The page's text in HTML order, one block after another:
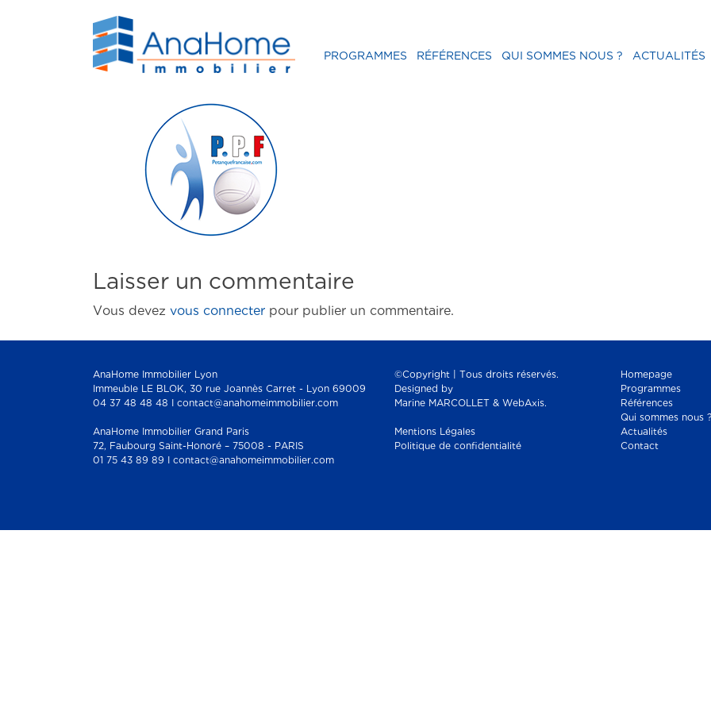
PROGRAMMES RÉFÉRENCES QUI SOMMES NOUS ? ACTUALITÉS
Laisser un commentaire
Vous devez vous connecter pour publier un commentaire.
AnaHome Immobilier Lyon
Immeuble LE BLOK, 30 rue Joannès Carret - Lyon 69009
04 37 48 48 48 I contact@anahomeimmobilier.com
AnaHome Immobilier Grand Paris
72, Faubourg Saint-Honoré – 75008 - PARIS
01 75 43 89 89 I contact@anahomeimmobilier.com
©Copyright | Tous droits réservés.
Designed by
Marine MARCOLLET & WebAxis.
Mentions Légales
Politique de confidentialité
Homepage
Programmes
Références
Qui sommes nous ?
Actualités
Contact